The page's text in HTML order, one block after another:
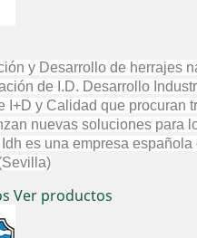
y Desarrollo de herrajes
de I.D. Desarrollo
I+D y Calidad que procuran
nuevas soluciones para
es una empresa
Ver productos